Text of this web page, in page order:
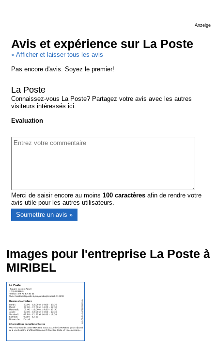
Anzeige
Avis et expérience sur La Poste
» Afficher et laisser tous les avis
Pas encore d'avis. Soyez le premier!
La Poste
Connaissez-vous La Poste? Partagez votre avis avec les autres
visiteurs intéressés ici.
Evaluation
Merci de saisir encore au moins100 caractères afin de rendre votre
avis utile pour les autres utilisateurs.
Images pour l'entreprise La Poste à
MIRIBEL